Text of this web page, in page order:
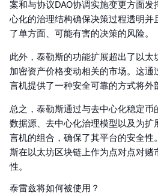
案和与协议DAO协调实施变更方面发
心化的治理结构确保决策过程透明并
了单方面、可能有害的决策的风险。
此外，泰勒斯的功能扩展超出了以
加密资产价格变动相关的市场。这通
言机提供了一种安全可靠的方式将外
总之，泰勒斯通过与去中心化稳定币
数据源、去中心化治理模型以及为扩
言机的组合，确保了其平台的安全性
斯在以太坊区块链上作为点对点对赌
性。
泰雷兹将如何被使用？